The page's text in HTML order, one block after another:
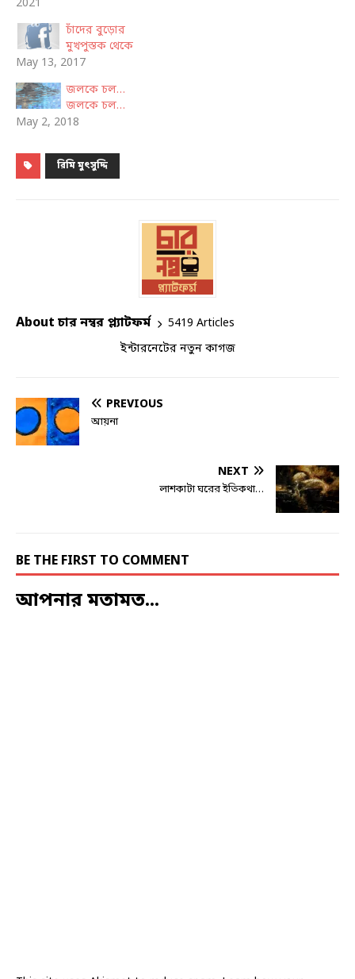
2021
চাঁদের বুড়োর
মুখপুস্তক থেকে
May 13, 2017
জলকে চল…
জলকে চল…
May 2, 2018
রিমি মুৎসুদ্দি
About চার নম্বর প্ল্যাটফর্ম
5419 Articles
ইন্টারনেটের নতুন কাগজ
PREVIOUS
আয়না
NEXT
লাশকাটা ঘরের ইতিকথা…
BE THE FIRST TO COMMENT
আপনার মতামত...